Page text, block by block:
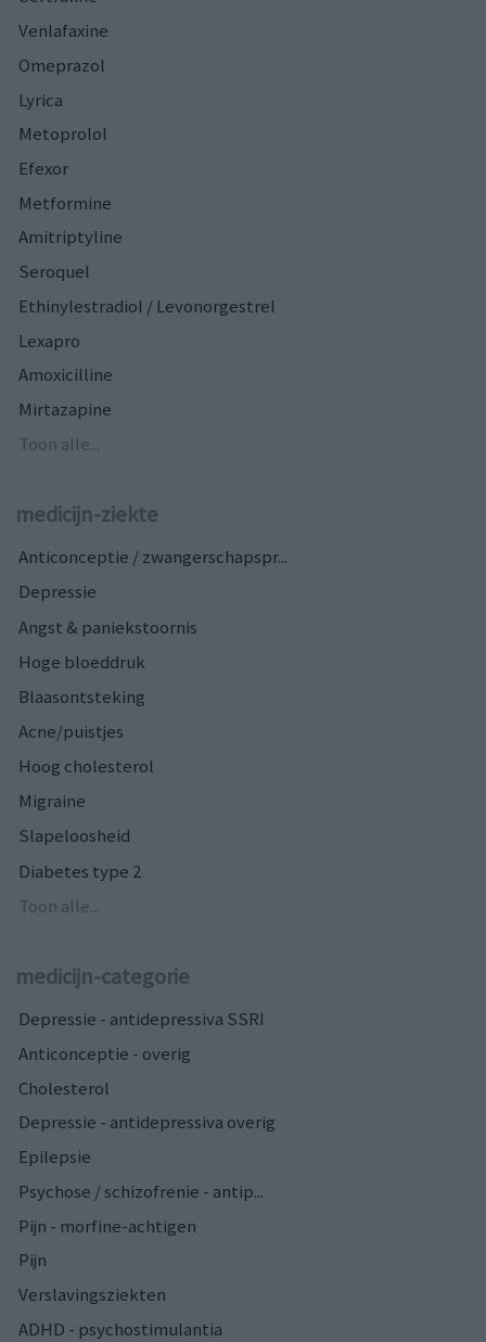
Venlafaxine
Omeprazol
Lyrica
Metoprolol
Efexor
Metformine
Amitriptyline
Seroquel
Ethinylestradiol / Levonorgestrel
Lexapro
Amoxicilline
Mirtazapine
Toon alle...
medicijn-ziekte
Anticonceptie / zwangerschapspr...
Depressie
Angst & paniekstoornis
Hoge bloeddruk
Blaasontsteking
Acne/puistjes
Hoog cholesterol
Migraine
Slapeloosheid
Diabetes type 2
Toon alle...
medicijn-categorie
Depressie - antidepressiva SSRI
Anticonceptie - overig
Cholesterol
Depressie - antidepressiva overig
Epilepsie
Psychose / schizofrenie - antip...
Pijn - morfine-achtigen
Pijn
Verslavingsziekten
ADHD - psychostimulantia